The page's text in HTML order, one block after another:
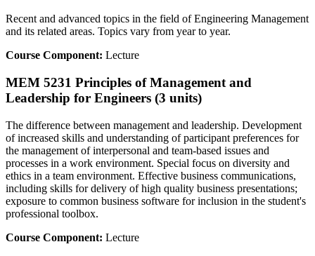
Recent and advanced topics in the field of Engineering Management
and its related areas. Topics vary from year to year.
Course Component: Lecture
MEM 5231 Principles of Management and
Leadership for Engineers (3 units)
The difference between management and leadership. Development
of increased skills and understanding of participant preferences for
the management of interpersonal and team-based issues and
processes in a work environment. Special focus on diversity and
ethics in a team environment. Effective business communications,
including skills for delivery of high quality business presentations;
exposure to common business software for inclusion in the student's
professional toolbox.
Course Component: Lecture